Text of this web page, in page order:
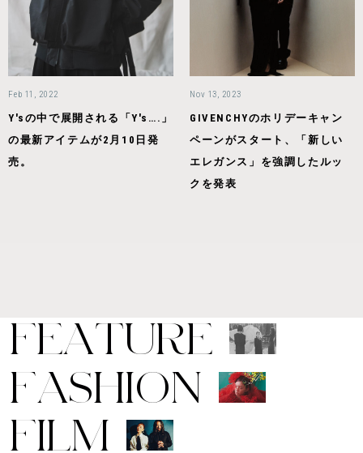
Feb 11, 2022
Y'sの中で展開される「Y's….」
の最新アイテムが2月10日発
売。
Nov 13, 2023
GIVENCHYのホリデーキャン
ペーンがスタート、「新しい
エレガンス」を強調したルッ
クを発表
FEATURE
FASHION
FILM